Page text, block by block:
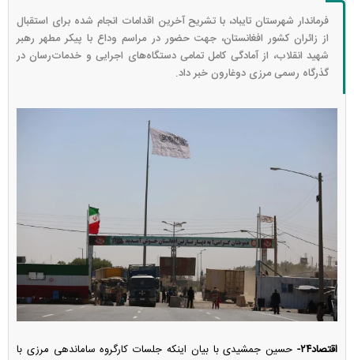
فرماندار شهرستان تایباد، با تشریح آخرین اقدامات انجام شده برای استقبال
از زائران کشور افغانستان، جهت حضور در مراسم وداع با پیکر مطهر رهبر
شهید انقلاب، از آمادگی کامل تمامی دستگاه‌های اجرایی و خدمات‌رسان در
گذرگاه رسمی مرزی دوغارون خبر داد.
اقتصاد۲۴-
حسین جمشیدی با بیان اینکه جلسات کارگروه ساماندهی مرزی با